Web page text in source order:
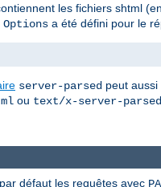
les fichiers shtml
Options a été défini pour le
server-parsed peut aussi
ou text/x-server-
défaut les requêtes avec